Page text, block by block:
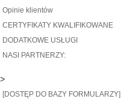
Opinie klientów
CERTYFIKATY KWALIFIKOWANE
DODATKOWE USŁUGI
NASI PARTNERZY:
[DOSTĘP DO BAZY FORMULARZY]